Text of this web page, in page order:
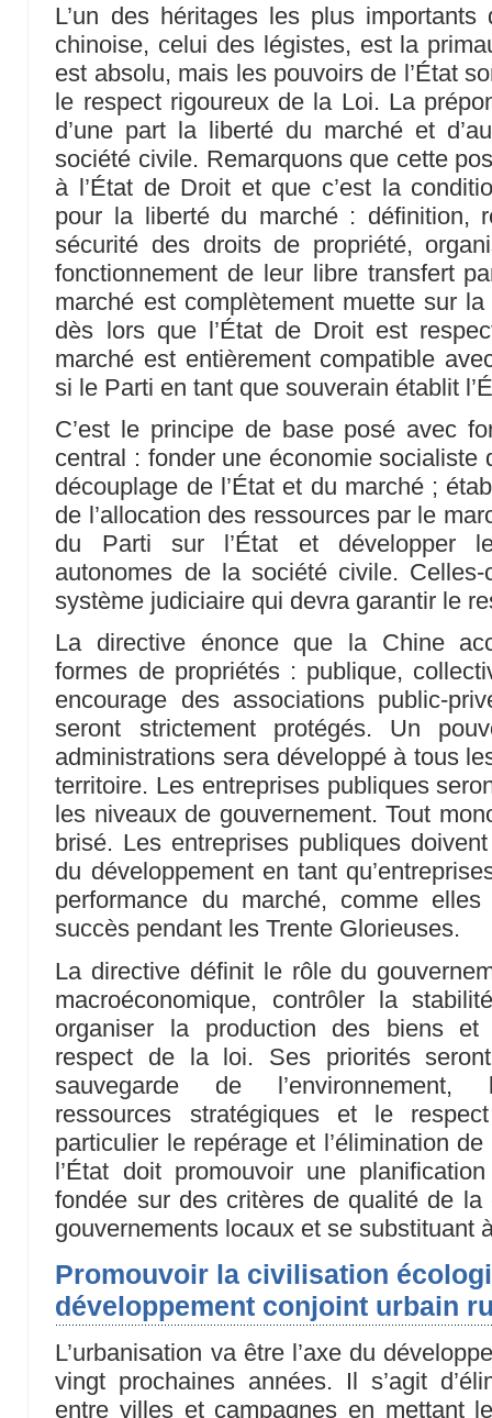
L’un des héritages les plus
chinoise, celui des légistes, est la
est absolu, mais les pouvoirs de l’État
le respect rigoureux de la Loi. La
d’une part la liberté du marché et
société civile. Remarquons que cette
à l’État de Droit et que c’est la
pour la liberté du marché : définition,
sécurité des droits de propriété,
fonctionnement de leur libre transfert
marché est complètement muette sur
dès lors que l’État de Droit est
marché est entièrement compatible
si le Parti en tant que souverain établit
C’est le principe de base posé avec
central : fonder une économie socialiste
découplage de l’État et du marché ;
de l’allocation des ressources par le
du Parti sur l’État et développer
autonomes de la société civile.
système judiciaire qui devra garantir le
La directive énonce que la Chine
formes de propriétés : publique,
encourage des associations public-
seront strictement protégés. Un
administrations sera développé à tous
territoire. Les entreprises publiques
les niveaux de gouvernement. Tout
brisé. Les entreprises publiques
du développement en tant
performance du marché, comme
succès pendant les Trente Glorieuses.
La directive définit le rôle du
macroéconomique, contrôler la
organiser la production des biens
respect de la loi. Ses priorités
sauvegarde de l’environnement,
ressources stratégiques et le
particulier le repérage et l’élimination
l’État doit promouvoir une
fondée sur des critères de qualité de la
gouvernements locaux et se substituant
Promouvoir la civilisation
développement conjoint urbain
L’urbanisation va être l’axe du
vingt prochaines années. Il s’agit
entre villes et campagnes en mettant